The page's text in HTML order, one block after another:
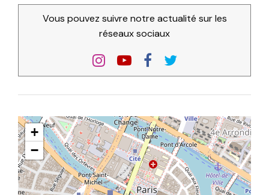
Vous pouvez suivre notre actualité sur les
réseaux sociaux
+
−